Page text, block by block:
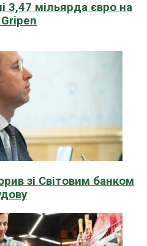
3,47 мільярда євро на
зі Світовим банком